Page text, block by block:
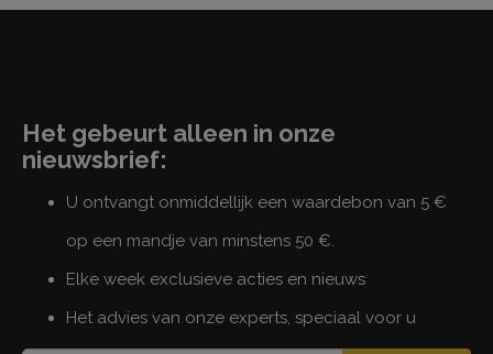
Het gebeurt alleen in onze
nieuwsbrief:
U ontvangt onmiddellijk een waardebon van 5 €
op een mandje van minstens 50 €.
Elke week exclusieve acties en nieuws
Het advies van onze experts, speciaal voor u